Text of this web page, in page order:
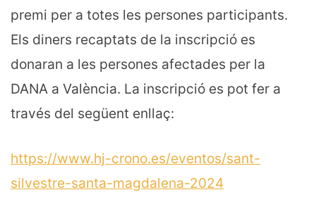
premi per a totes les persones participants.
Els diners recaptats de la inscripció es
donaran a les persones afectades per la
DANA a València. La inscripció es pot fer a
través del següent enllaç:
https://www.hj-crono.es/eventos/sant-
silvestre-santa-magdalena-2024